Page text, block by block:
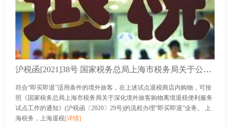
沪税函[2021]38号 国家税务总局上海市税务局关于公布第四批“即买即退”试点退税商店名单和第十二批离境退税商店名单的通知
符合“即买即退”适用条件的境外旅客，在上述试点退税商店内购物，可按
照《国家税务总局上海市税务局关于深化境外旅客购物离境退税便利服务
试点工作的通知》(沪税函〔2020〕29号)的流程办理“即买即退”业务。 上
海税务，上海退税[详情]